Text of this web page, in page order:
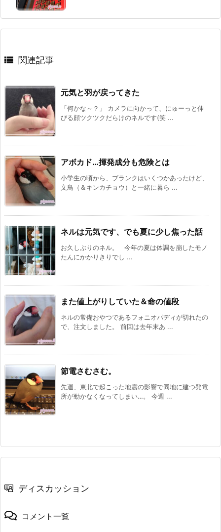
 関連記事
元気と羽が戻ってきた
「何かな～？」 カメラに向かって、にゅーっと伸
びる顔ツクツクだらけのネルです(笑 ...
アボカド…揮発成分も危険とは
小学生の頃から、ブランクはいくつかあったけど、
文鳥（＆キンカチョウ）と一緒に暮ら ...
ネルは元気です、でも夏に少し焦った話
お久しぶりのネル。 今年の夏は体調を崩したモノ
たんにかかりきりでし ...
また値上がりしていた＆命の値段
ネルの常備おやつであるフォニオパディが切れたの
で、注文しました。 前回は去年末あ ...
節電さむさむ。
先週、東北で起こった地震の影響で同地に建つ発電
所が動かなくなってしまい…。 今週 ...
ディスカッション
コメント一覧